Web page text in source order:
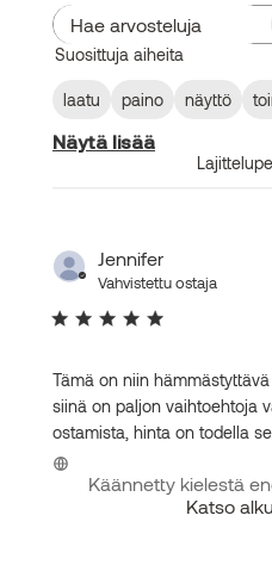
Hae
arvosteluja
Suosittuja aiheita
laatu paino näyttö
Näytä lisää
Jennifer
Vahvistettu ostaja
Tämä on niin
siinä on paljon vaihtoehtoja
ostamista, hinta on todella
Käännetty kielestä
Katso